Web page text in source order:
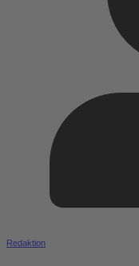
Redaktion